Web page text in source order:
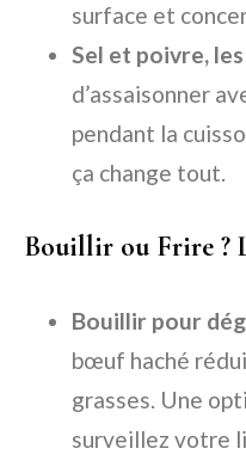
surface et
Sel et poivre, les
d’assaisonner
pendant la
ça change tout.
Bouillir ou Frire ?
Bouillir pour
bœuf haché
grasses. Une
surveillez votre